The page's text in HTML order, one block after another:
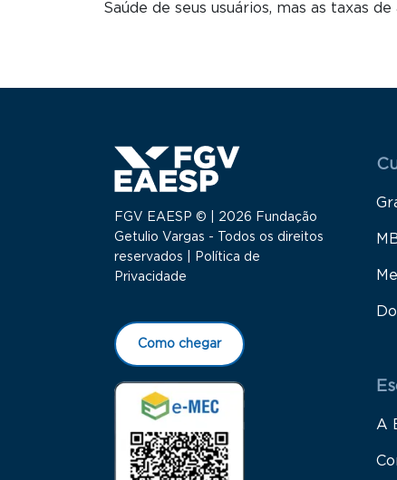
Saúde de seus usuários, mas as taxas
FGV EAESP © | 2026 Fundação
Getulio Vargas - Todos os direitos
reservados |
Política de
Privacidade
Como chegar
A